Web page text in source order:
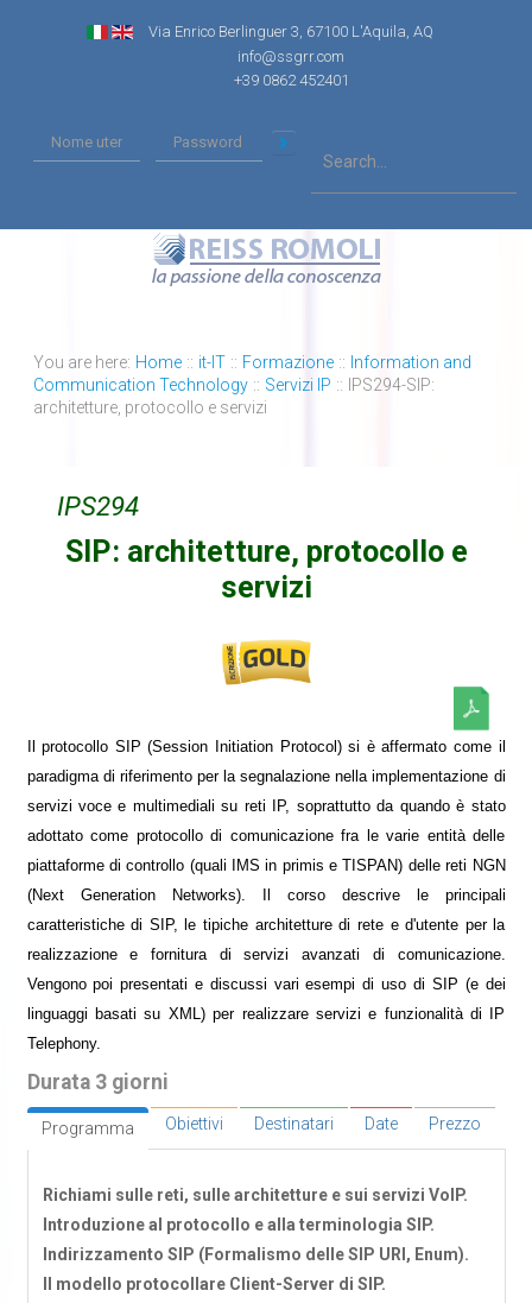
Via Enrico Berlinguer 3, 67100 L'Aquila, AQ
info@ssgrr.com
+39 0862 452401
You are here: Home :: it-IT :: Formazione :: Information and
Communication Technology :: Servizi IP ::
IPS294-SIP:
architetture, protocollo e servizi
IPS294
SIP: architetture, protocollo e
servizi
Il protocollo SIP (Session Initiation Protocol) si è affermato come il
paradigma di riferimento per la segnalazione nella implementazione di
servizi voce e multimediali su reti IP, soprattutto da quando è stato
adottato come protocollo di comunicazione fra le varie entità delle
piattaforme di controllo (quali IMS in primis e TISPAN) delle reti NGN
(Next Generation Networks). Il corso descrive le principali
caratteristiche di SIP, le tipiche architetture di rete e d'utente per la
realizzazione e fornitura di servizi avanzati di comunicazione.
Vengono poi presentati e discussi vari esempi di uso di SIP (e dei
linguaggi basati su XML) per realizzare servizi e funzionalità di IP
Telephony.
Durata 3 giorni
Programma Obiettivi Destinatari Date Prezzo
Richiami sulle reti, sulle architetture e sui servizi VoIP.
Introduzione al protocollo e alla terminologia SIP.
Indirizzamento SIP (Formalismo delle SIP URI, Enum).
Il modello protocollare Client-Server di SIP.